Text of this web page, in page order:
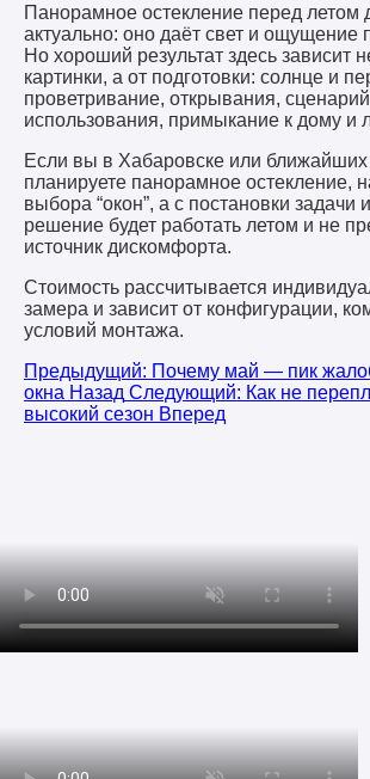
Панорамное остекление перед летом
актуально: оно даёт свет и ощущение
Но хороший результат здесь зависит
картинки, а от подготовки: солнце и
проветривание, открывания, сценарий
использования, примыкание к дому и
Если вы в Хабаровске или ближайших
планируете панорамное остекление,
выбора “окон”, а с постановки задачи
решение будет работать летом и не
источник дискомфорта.
Стоимость рассчитывается
замера и зависит от конфигурации,
условий монтажа.
Предыдущий: Почему май — пик
окна Назад Следующий: Как не
высокий сезон Вперед